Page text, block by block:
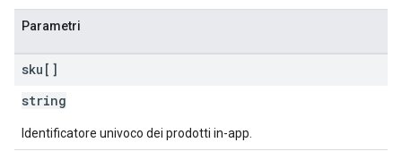
Parametri
sku[]
string
Identificatore univoco dei prodotti in-app.